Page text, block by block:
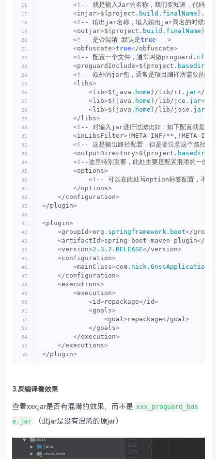
< !-- 就是输入Jar的名称，我们要知道，代码混
<injar>${ project. build . finalName } .jar
< !-- 输出jar名称，输入输出jar同名的时候就是
<outjar>${ project. build . finalName }
< !-- 是否混淆 默认是true -->
<obfuscate>true</obfuscate>
< !-- 配置一个文件，通常叫做proguard. cfg
<proguardInclude>${ project. basedir
< !-- 额外的jar包，通常是项目编译所需要的
< libs>
< lib>${ java. home } /lib/rt. jar</lib
< lib>${ java. home } /lib/jce. jar<
< lib>${ java. home } /lib/jsse. jar
</libs>
< !-- 对输入jar进行过滤比如，如下配置就是对
<inLibsFilter> !META-INF/**,!META-
< !-- 这是输出路径配置，但是要注意这个路径
<outputDirectory>${ project. basedir
< !--这里特别重要，此处主要是配置混淆的一些
<options>
< !-- 可以在此处写option标签配置，不
</options>
</configuration>
</plugin>
<plugin>
<groupId>org. springframework . boot</
<artifactId>spring-boot-maven-plugin</
<version>2.3 . 7 . RELEASE</version>
<configuration>
<mainClass>com. nick . GnssApplication
</configuration>
<executions>
<execution>
<id> repackage</id>
<goals>
<goal > repackage</goal >
</goals>
</execution>
</executions>
</plugin>
3.反编译看效果
查看xxx.jar是否有混淆的效果，而不是 xxx_proguard_bas
e.jar
（此jar是没有混淆的原jar）